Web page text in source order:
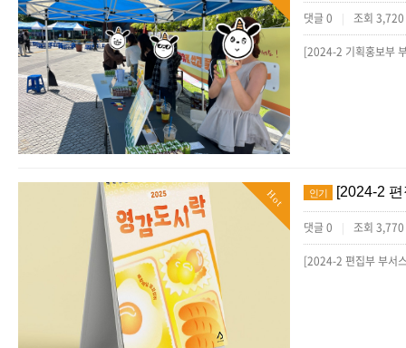
댓글 0 | 조회 3,720
Hot 인기 [2024-2
댓글 0 | 조회 3,770